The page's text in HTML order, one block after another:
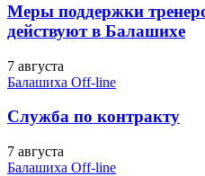
Меры поддержки
действуют в Балашихе
7 августа
Балашиха Off-line
Служба по контракту
7 августа
Балашиха Off-line